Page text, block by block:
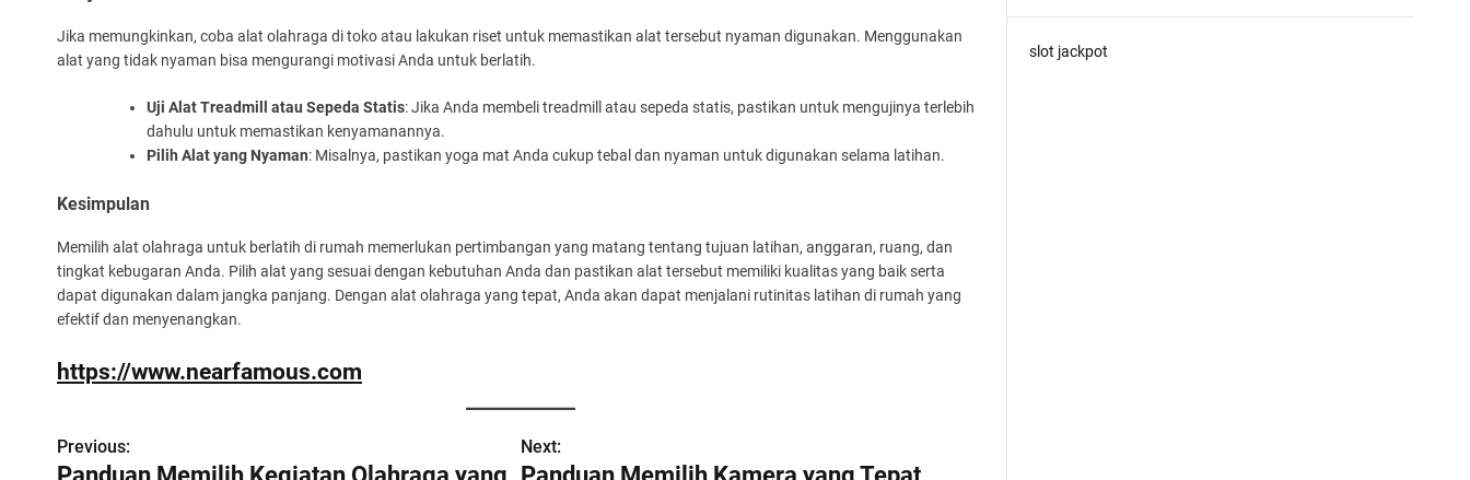
Jika memungkinkan, coba alat olahraga di toko atau lakukan riset untuk memastikan alat tersebut nyaman digunakan. Menggunakan
alat yang tidak nyaman bisa mengurangi motivasi Anda untuk berlatih.
Uji Alat Treadmill atau Sepeda Statis: Jika Anda membeli treadmill atau sepeda statis, pastikan untuk mengujinya terlebih
dahulu untuk memastikan kenyamanannya.
Pilih Alat yang Nyaman: Misalnya, pastikan yoga mat Anda cukup tebal dan nyaman untuk digunakan selama latihan.
Kesimpulan
Memilih alat olahraga untuk berlatih di rumah memerlukan pertimbangan yang matang tentang tujuan latihan, anggaran, ruang, dan
tingkat kebugaran Anda. Pilih alat yang sesuai dengan kebutuhan Anda dan pastikan alat tersebut memiliki kualitas yang baik serta
dapat digunakan dalam jangka panjang. Dengan alat olahraga yang tepat, Anda akan dapat menjalani rutinitas latihan di rumah yang
efektif dan menyenangkan.
https://www.nearfamous.com
P
Previous: Next:
slot jackpot